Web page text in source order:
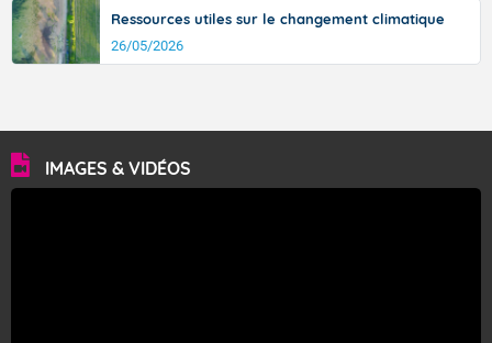
Ressources utiles sur le changement climatique
26/05/2026
IMAGES & VIDÉOS